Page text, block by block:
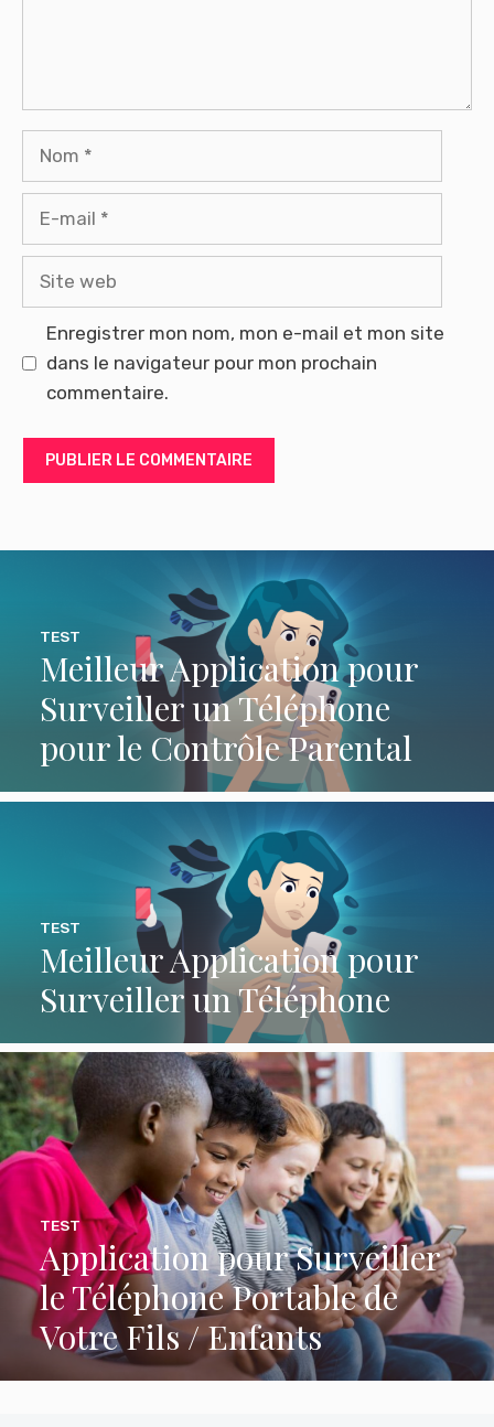
Nom
Site
Enregistrer mon nom, mon e-mail et mon site
dans le navigateur pour mon prochain
commentaire.
Meilleur Application pour
Surveiller un Téléphone
pour le Contrôle Parental
TEST
Meilleur Application pour
Surveiller un Téléphone
TEST
Application pour Surveiller
le Téléphone Portable de
Votre Fils / Enfants
TEST